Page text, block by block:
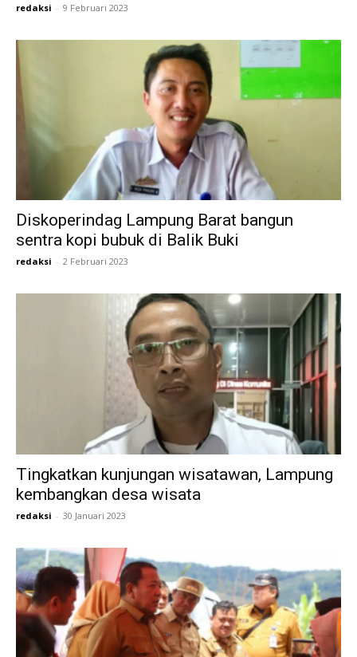
redaksi - 9 Februari 2023
Diskoperindag Lampung Barat bangun
sentra kopi bubuk di Balik Buki
redaksi - 2 Februari 2023
Tingkatkan kunjungan wisatawan, Lampung
kembangkan desa wisata
redaksi - 30 Januari 2023